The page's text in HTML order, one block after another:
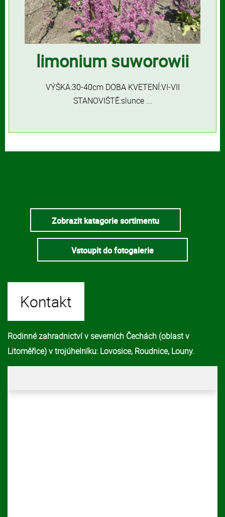
limonium suworowii
VÝŠKA:30-40cm DOBA KVETENÍ:VI-VII
STANOVIŠTĚ:slunce ...
Zobrazit katagorie sortimentu
Vstoupit do fotogalerie
Kontakt
Rodinné zahradnictví v severních Čechách (oblast v
Litoměřice) v trojúhelníku: Lovosice, Roudnice, Louny.